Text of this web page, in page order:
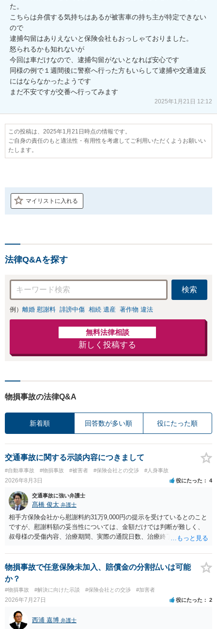
た。
こちらは弁償する気持ちはあるが被害車の持ち主が特定できない
ので
逮捕勾留はありえないと保険会社もおっしゃておりました。
怒られるかも知れないが
今回は車だけなので、逮捕勾留がないとなれば安心です
同様の例で１週間後に警察へ行った方もいらして逮捕や交通違反
にはならなかったようです
2025年1月21日 12:12
この投稿は、2025年1月21日時点の情報です。
ご自身の責任のもと適法性・有用性を考慮してご利用いただくようお願いい
たします。
マイリストに入れる
法律Q&Aを探す
検索
例） 離婚 慰謝料 誹謗中傷 相続 遺産 著作物 違法
無料法律相談
新しく投稿する
物損事故の法律Q&A
新着順 回答数が多い順 役にたった順
交通事故に関する示談内容につきまして
#自動車事故 #物損事故 #被害者 #保険会社との交渉 #人身事故
2026年8月3日 役にたった 4
交通事故に強い弁護士
髙橋 俊太 弁護士
相手方保険会社から慰謝料約31万9,000円の提示を受けているとのこと
ですが、慰謝料額の妥当性については、金額だけでは判断が難しく、
叔母様の受傷内容、治療期間、実際の通院日数、治療終了の経緯、後
確認する必要があります。保険会社から提示される慰謝料額について
は、弁護士が介入することにより増額を検討できる場合がありますの
で、以下の資料・情報を準備した上で、弁護士に個別に相談すること
をお勧めいたします。 ・相手方保険会社から届いている示談金額の提
示書類 ・叔母様の診断名、けがの内容 ・治療開始日及び治療終了日
・入院の有無、通院回数 ・現在も症状が残っているか ・叔母様ご本人
やご家族等が加入している保険に、今回の事故で利用できる弁護士費
用特約が付帯しているか なお、被害者は叔母様ご本人となりますの
物損事故で任意保険未加入、賠償金の分割払いは可能
か？
#物損事故 #解決に向けた示談 #保険会社との交渉 #加害者
2026年7月27日 役にたった 2
西浦 嘉博 弁護士